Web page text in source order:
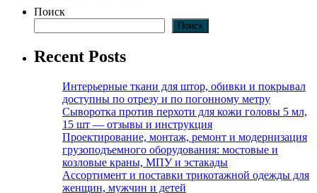
Поиск
Поиск
Recent Posts
Интерьерные ткани для штор, обивки и покрывал
доступны по отрезу и по погонному метру
Сыворотка против перхоти для кожи головы 5 мл,
15 шт — отзывы и инструкция
Проектирование, монтаж, ремонт и модернизация
грузоподъемного оборудования: мостовые и
козловые краны, МПУ и эстакады
Ассортимент и поставки трикотажной одежды для
женщин, мужчин и детей